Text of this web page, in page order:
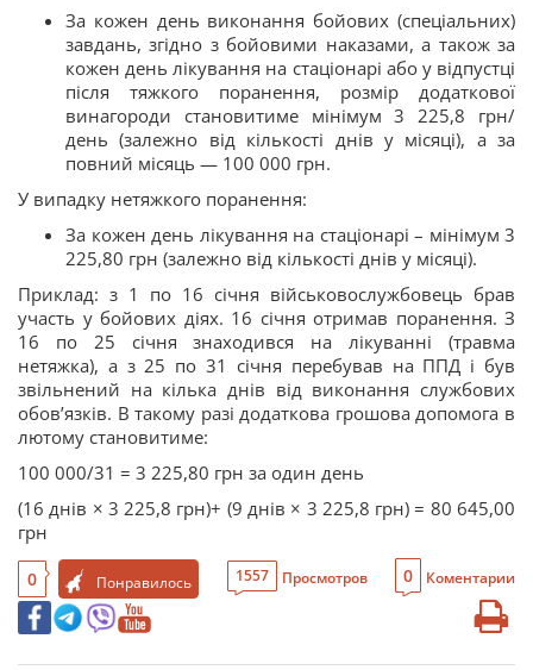
За кожен день виконання бойових (спеціальних)
завдань, згідно з бойовими наказами, а також за
кожен день лікування на стаціонарі або у відпустці
після тяжкого поранення, розмір додаткової
винагороди становитиме мінімум 3 225,8 грн/
день (залежно від кількості днів у місяці), а за
повний місяць — 100 000 грн.
У випадку нетяжкого поранення:
За кожен день лікування на стаціонарі – мінімум 3
225,80 грн (залежно від кількості днів у місяці).
Приклад: з 1 по 16 січня військовослужбовець брав
участь у бойових діях. 16 січня отримав поранення. З
16 по 25 січня знаходився на лікуванні (травма
нетяжка), а з 25 по 31 січня перебував на ППД і був
звільнений на кілька днів від виконання службових
обов’язків. В такому разі додаткова грошова допомога в
лютому становитиме:
100 000/31 = 3 225,80 грн за один день
(16 днів × 3 225,8 грн)+ (9 днів × 3 225,8 грн) = 80 645,00
грн
0 Понравилось 1557 Просмотров 0 Коментарии